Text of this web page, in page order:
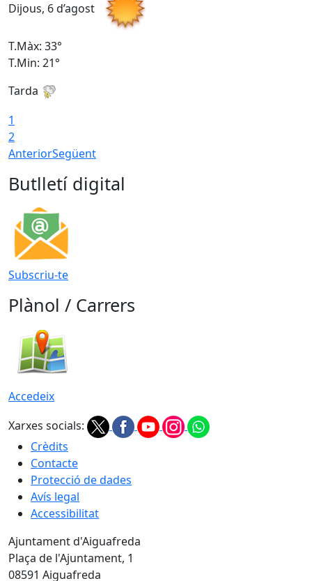
Dijous, 6 d’agost
T.Màx: 33°
T.Min: 21°
Tarda
1
2
AnteriorSegüent
Butlletí digital
Subscriu-te
Plànol / Carrers
Accedeix
Xarxes socials:
Crèdits
Contacte
Protecció de dades
Avís legal
Accessibilitat
Ajuntament d'Aiguafreda
Plaça de l'Ajuntament, 1
08591 Aiguafreda